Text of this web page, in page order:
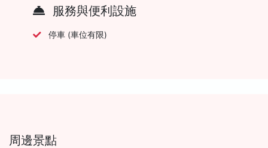
服務與便利設施
停車 (車位有限)
周邊景點